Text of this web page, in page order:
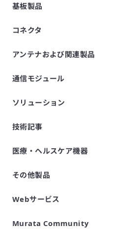
基板製品
LCP多層基板（メトロサーク™）
ストレッチャブル基板
コネクタ
スイッチ付き高周波同軸コネクタ
高周波多極コネクタ（基板対基
アンテナおよび関連製品
LFアンテナ（アンテナコイル）
通信モジュール
Wi-Fi® Modules
LPWA製品
UWBモジュール
エッジAIモジュール
ソリューション
無線センシングソリューション
作業者安全モニタリングシステム
m-FLIP
統合型再エネ制御ソリューション
工場排ガス処理用耐熱セラミック
センサデータプラットフォーム
空間可視化ソリューション
車内の幼児置き去りをWi-Fi電波
技術記事
医療・ヘルスケア機器
疲労ストレス計
細胞向け分画フィルタ
その他製品
All-in-One蓄電池システム
Webサービス
SimSurfing
製品情報管理APIサービス
Murata Community